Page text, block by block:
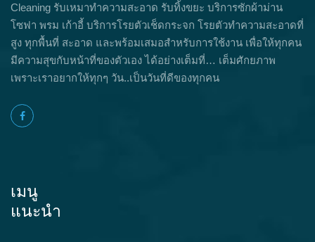
Cleaning รับเหมาทำความสะอาด รับทิ้งขยะ บริการซักผ้าม่าน
โซฟา พรม เก้าอี้ บริการโรยตัวเช็ดกระจก โรยตัวทำความสะอาดที่
สูง ทุกพื้นที่ สะอาด และพร้อมเสมอสำหรับการใช้งาน เพื่อให้ทุกคน
มีความสุขกับหน้าที่ของตัวเอง ได้อย่างเต็มที่… เต็มศักยภาพ
เพราะเราอยากให้ทุกๆ วัน..เป็นวันที่ดีของทุกคน
เมนู
แนะนำ